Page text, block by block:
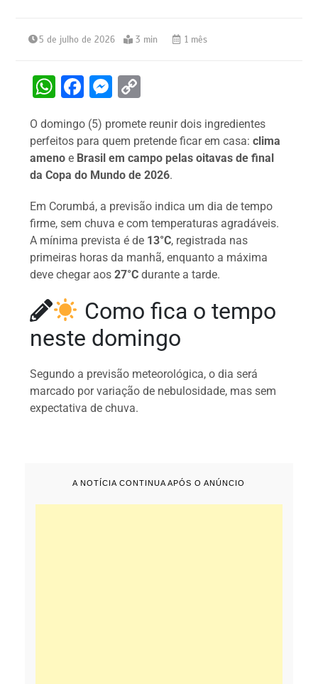
5 de julho de 2026 3 min 1 mês
W
at
s
A
p
p
F
c
e
b
o
o
k
M
s
s
e
n
g
er
p
y
Li
n
k
O domingo (5) promete reunir dois ingredientes
perfeitos para quem pretende ficar em casa:clima
ameno e Brasil em campo pelas oitavas de final
da Copa do Mundo de 2026.
Em Corumbá, a previsão indica um dia de tempo
firme, sem chuva e com temperaturas agradáveis.
A mínima prevista é de 13°C, registrada nas
primeiras horas da manhã, enquanto a máxima
deve chegar aos27°C durante a tarde.
Como fica o tempo
neste domingo
Segundo a previsão meteorológica, o dia será
marcado por variação de nebulosidade, mas sem
expectativa de chuva.
A NOTÍCIA CONTINUA APÓS O ANÚNCIO